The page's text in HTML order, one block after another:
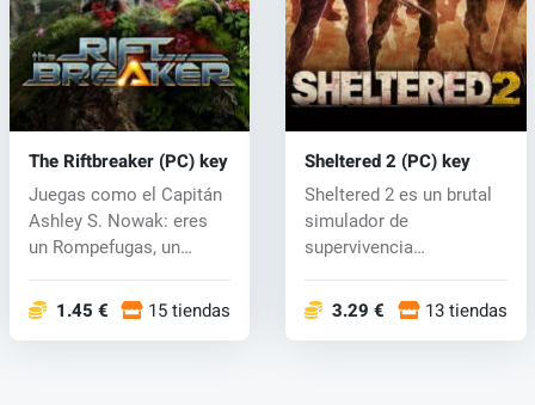
The Riftbreaker (PC) key
Juegas como el Capitán
Ashley S. Nowak: eres
un Rompefugas, un
1.45 € 15 tiendas
Sheltered 2 (PC) key
Sheltered 2 es un brutal
simulador de
supervivencia
páramo...
3.29 € 13 tiendas